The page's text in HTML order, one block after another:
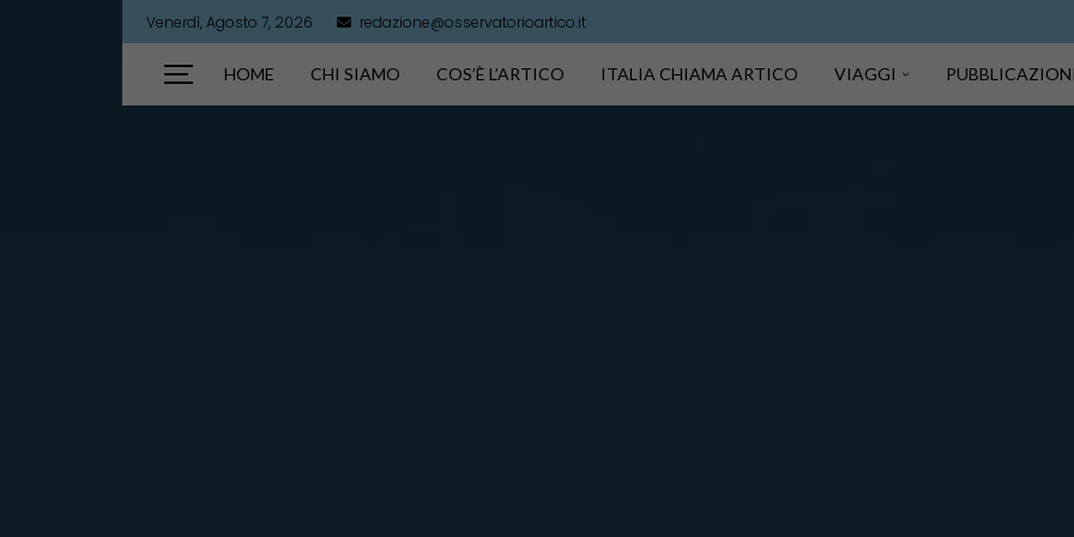
Venerdì, Agosto 7, 2026 redazione@osservatorioartico.it
HOME CHI SIAMO COS’È L’ARTICO ITALIA CHIAMA ARTICO VIAGGI PUBBLICAZIONI